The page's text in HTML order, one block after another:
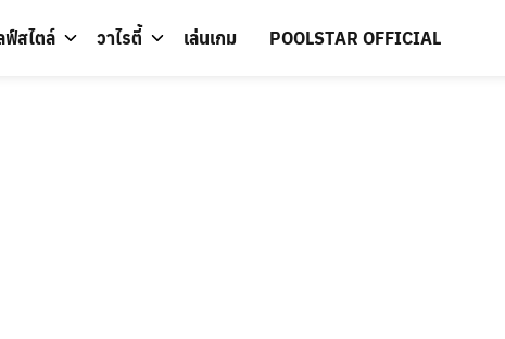
ฟ์สไตล์ วาไรตี้ เล่นเกม POOLSTAR OFFICIAL